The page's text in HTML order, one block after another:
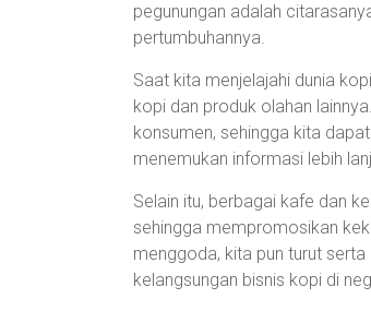
pegunungan adalah
pertumbuhannya.
Saat kita menjelajahi dunia
kopi dan produk olahan
konsumen, sehingga kita
menemukan informasi lebih
Selain itu, berbagai kafe dan
sehingga mempromosikan
menggoda, kita pun turut
kelangsungan bisnis kopi di